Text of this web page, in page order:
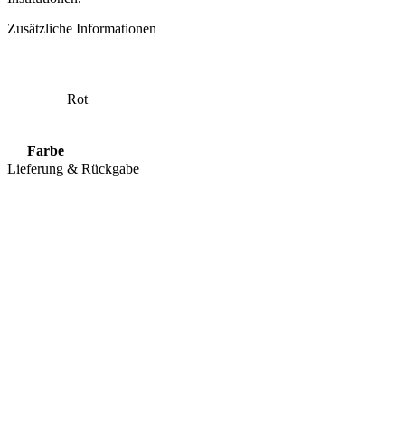
Zusätzliche Informationen
Farbe
Rot
Lieferung & Rückgabe